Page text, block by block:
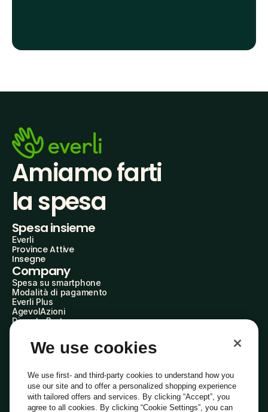
Amiamo farti
la spesa
Spesa insieme
Everli
Province Attive
Insegne
Company
Spesa su smartphone
Modalità di pagamento
Everli Plus
AgevolAzioni
Diventa Partner
Everli Shoppers
About Us
Everli News
Domande frequenti
Lavora con noi
Diventa Shopper
We use cookies
We use first- and third-party cookies to understand how you
use our site and to offer a personalized shopping experience
with tailored offers and services. By clicking “Accept”, you
agree to all cookies. By clicking “Cookie Settings”, you can